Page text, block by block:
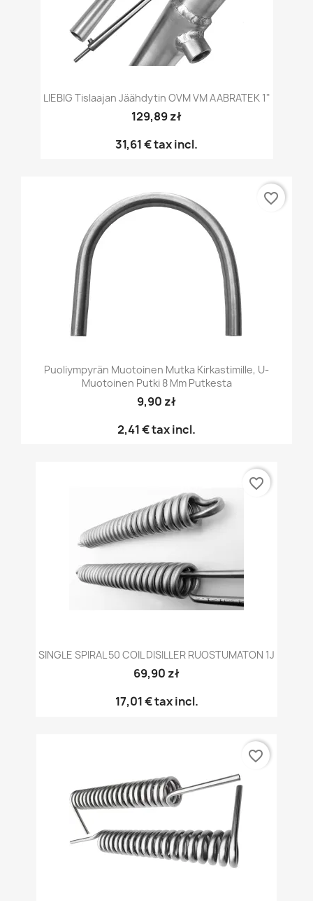
LIEBIG Tislaajan Jäähdytin OVM VM AABRATEK 1"
129,89 zł
31,61 €tax incl.
Puoliympyrän Muotoinen Mutka Kirkastimille, U-
Muotoinen Putki 8 Mm Putkesta
9,90 zł
2,41 €tax incl.
favorite_border
SINGLE SPIRAL 50 COIL DISILLER RUOSTUMATON 1J
69,90 zł
17,01 €tax incl.
favorite_border
favorite_border